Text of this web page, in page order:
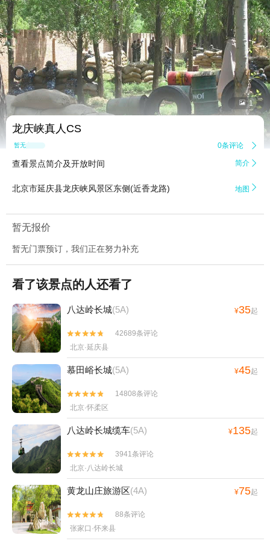
 1
龙庆峡真人CS
暂无点评 0条评论 
查看景点简介及开放时间 简介 
北京市延庆县龙庆峡风景区东侧(近香龙路) 地图 
暂无报价
暂无门票预订，我们正在努力补充
看了该景点的人还看了
八达岭长城(5A) ¥35起


42689条评论
北京·延庆县
慕田峪长城(5A) ¥45起


14808条评论
北京·怀柔区
八达岭长城缆车(5A) ¥135起


3941条评论
北京·八达岭长城
黄龙山庄旅游区(4A) ¥75起


88条评论
张家口·怀来县
